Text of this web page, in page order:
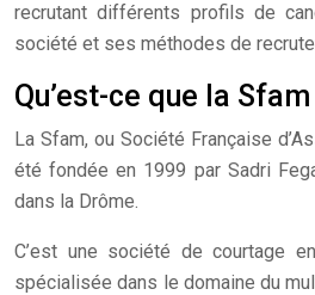
recrutant différents profils de
société et ses méthodes de
Qu’est-ce que la Sfam
La Sfam, ou Société Française
été fondée en 1999 par Sadri
dans la Drôme.
C’est une société de courtage
spécialisée dans le domaine du